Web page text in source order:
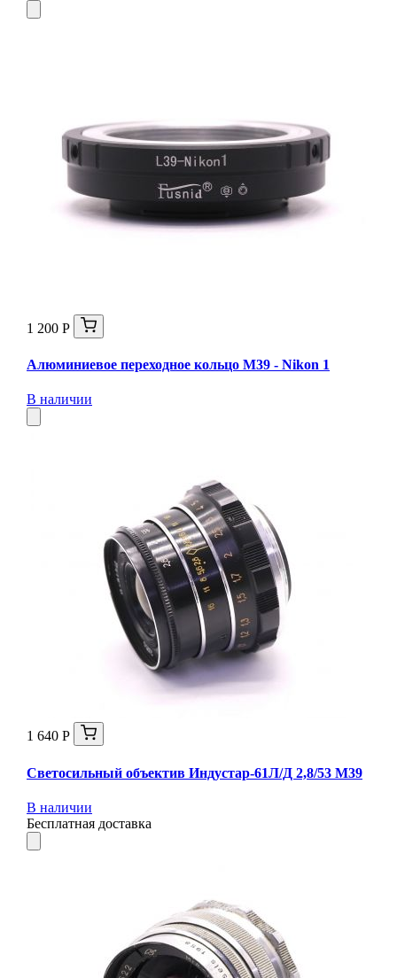
1 200 Р
Алюминиевое переходное кольцо M39 - Nikon 1
В наличии
1 640 Р
Светосильный объектив Индустар-61Л/Д 2,8/53 М39
В наличии
Бесплатная доставка